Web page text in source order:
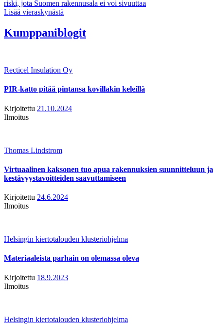
riski, jota Suomen rakennusala ei voi sivuuttaa
Lisää vieraskynästä
Kumppaniblogit
Recticel Insulation Oy
PIR-katto pitää pintansa kovillakin keleillä
Kirjoitettu 21.10.2024
Ilmoitus
Thomas Lindstrom
Virtuaalinen kaksonen tuo apua rakennuksien suunnitteluun ja
kestävyystavoitteiden saavuttamiseen
Kirjoitettu 24.6.2024
Ilmoitus
Helsingin kiertotalouden klusteriohjelma
Materiaaleista parhain on olemassa oleva
Kirjoitettu 18.9.2023
Ilmoitus
Helsingin kiertotalouden klusteriohjelma